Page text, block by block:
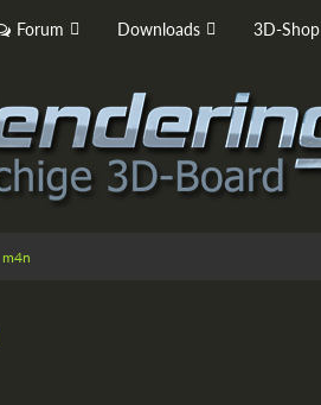
Forum Downloads 3D-Shop
m4n